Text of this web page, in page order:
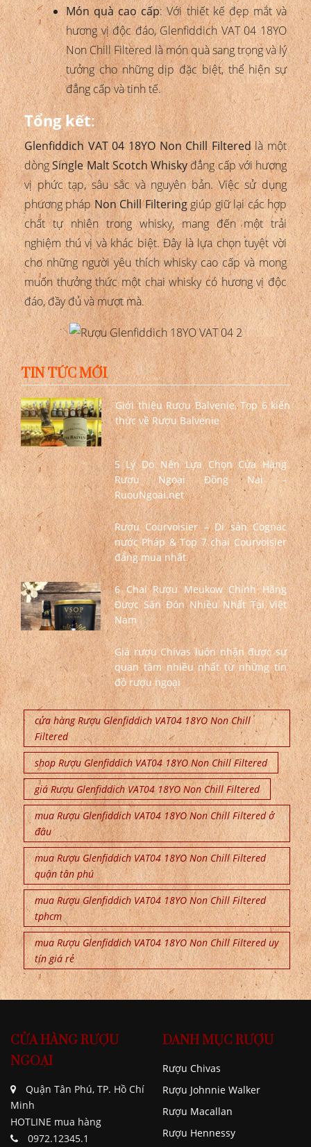
Món quà cao cấp: Với thiết kế đẹp mắt và
hương vị độc đáo, Glenfiddich VAT 04 18YO
Non Chill Filtered là món quà sang trọng và lý
tưởng cho những dịp đặc biệt, thể hiện sự
đẳng cấp và tinh tế.
Tổng kết:
Glenfiddich VAT 04 18YO Non Chill Filteredlà một
dòngSingle Malt Scotch Whiskyđẳng cấp với hương
vị phức tạp, sâu sắc và nguyên bản. Việc sử dụng
phương phápNon Chill Filteringgiúp giữ lại các hợp
chất tự nhiên trong whisky, mang đến một trải
nghiệm thú vị và khác biệt. Đây là lựa chọn tuyệt vời
cho những người yêu thích whisky cao cấp và mong
muốn thưởng thức một chai whisky có hương vị độc
đáo, đầy đủ và mượt mà.
TIN TỨC MỚI
Giới thiệu Rượu Balvenie, Top 6 kiến
thức về Rượu Balvenie
5 Lý Do Nên Lựa Chọn Cửa Hàng
Rượu Ngoại Đồng Nai –
RuouNgoai.net
Rượu Courvoisier – Di sản Cognac
nước Pháp & Top 7 chai Courvoisier
đáng mua nhất
6 Chai Rượu Meukow Chính Hãng
Được Săn Đón Nhiều Nhất Tại Việt
Nam
Giá rượu Chivas luôn nhận được sự
quan tâm nhiều nhất từ những tín
đồ rượu ngoại
cửa hàng Rượu Glenfiddich VAT04 18YO Non Chill
Filtered
shop Rượu Glenfiddich VAT04 18YO Non Chill Filtered
giá Rượu Glenfiddich VAT04 18YO Non Chill Filtered
mua Rượu Glenfiddich VAT04 18YO Non Chill Filtered ở
đâu
mua Rượu Glenfiddich VAT04 18YO Non Chill Filtered
quận tân phú
mua Rượu Glenfiddich VAT04 18YO Non Chill Filtered
tphcm
mua Rượu Glenfiddich VAT04 18YO Non Chill Filtered uy
tín giá rẻ
CỬA HÀNG RƯỢU
NGOẠI
Quận Tân Phú, TP. Hồ Chí
Minh
HOTLINE mua hàng
0972.12345.1
DANH MỤC RƯỢU
Rượu Chivas
Rượu Johnnie Walker
Rượu Macallan
Rượu Hennessy